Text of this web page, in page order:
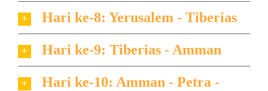
Hari ke-8: Yerusalem - Tiberias
Hari ke-9: Tiberias - Amman
Hari ke-10: Amman - Petra -